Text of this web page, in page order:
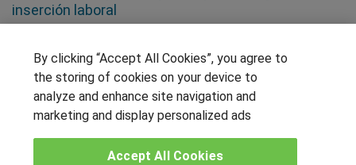
inserción laboral
SÍGUENOS EN LAS REDES
OTROS GRUPOS DE INTERES
Muro de los idiomas
By clicking “Accept All Cookies”, you agree to
the storing of cookies on your device to
analyze and enhance site navigation and
marketing and display personalized ads
Accept All Cookies